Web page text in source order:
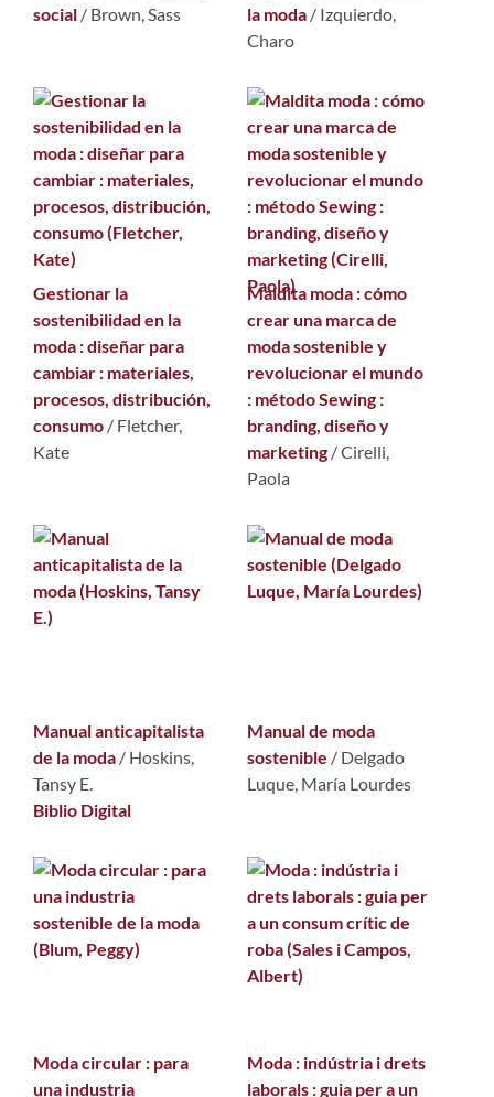
social / Brown, Sass
la moda / Izquierdo,
Charo
Gestionar la
sostenibilidad en la
moda : diseñar para
cambiar : materiales,
procesos, distribución,
consumo / Fletcher,
Kate
Maldita moda : cómo
crear una marca de
moda sostenible y
revolucionar el mundo
: método Sewing :
branding, diseño y
marketing /Cirelli,
Paola
Manual anticapitalista
de la moda / Hoskins,
Tansy E.
Biblio Digital
Manual de moda
sostenible / Delgado
Luque, María Lourdes
Moda circular : para
una industria
Moda : indústria i drets
laborals : guia per a un